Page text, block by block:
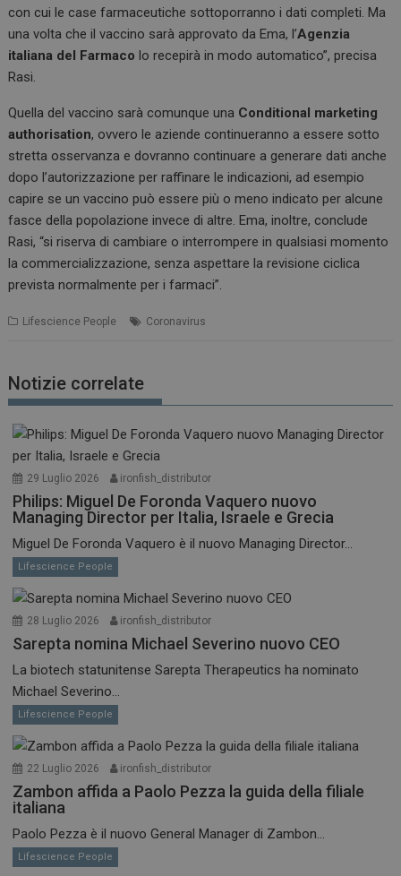
con cui le case farmaceutiche sottoporranno i dati completi. Ma
una volta che il vaccino sarà approvato da Ema, l’Agenzia
italiana del Farmaco lo recepirà in modo automatico”, precisa
Rasi.
Quella del vaccino sarà comunque una Conditional marketing
authorisation, ovvero le aziende continueranno a essere sotto
stretta osservanza e dovranno continuare a generare dati anche
dopo l’autorizzazione per raffinare le indicazioni, ad esempio
capire se un vaccino può essere più o meno indicato per alcune
fasce della popolazione invece di altre. Ema, inoltre, conclude
Rasi, “si riserva di cambiare o interrompere in qualsiasi momento
la commercializzazione, senza aspettare la revisione ciclica
prevista normalmente per i farmaci”.
Lifescience People Coronavirus
Notizie correlate
29 Luglio 2026 ironfish_distributor
Philips: Miguel De Foronda Vaquero nuovo
Managing Director per Italia, Israele e Grecia
Miguel De Foronda Vaquero è il nuovo Managing Director...
Lifescience People
28 Luglio 2026 ironfish_distributor
Sarepta nomina Michael Severino nuovo CEO
La biotech statunitense Sarepta Therapeutics ha nominato
Michael Severino...
Lifescience People
22 Luglio 2026 ironfish_distributor
Zambon affida a Paolo Pezza la guida della filiale
italiana
Paolo Pezza è il nuovo General Manager di Zambon...
Lifescience People